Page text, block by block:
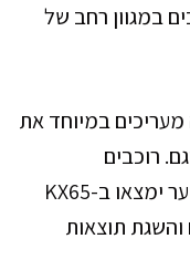
במגוון רחב של
מעריכים במיוחד את
רוכבים
המתכוננים לתחרויות בקטגוריות הנוער ימצאו ב-KX65
תוצאות